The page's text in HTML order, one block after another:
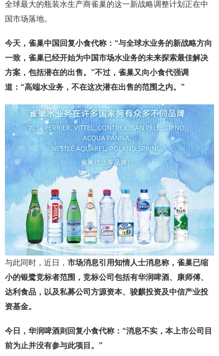
全球最大的瓶装水生产商雀巢的这一新战略调整计划正在中
国市场落地。
今天，雀巢中国回复小食代称：“与全球水业务的新战略方向
一致，雀巢已经开始为中国市场水业务的未来探索最佳解决
方案，包括潜在的出售。”不过，雀巢又向小食代强调
道：“高端水业务，不在这次潜在出售的范围之内。”
与此同时，近日， 市场消息引用知情人士消息称，雀巢已缩
小的银鹭竞标者范围，竞标公司包括有华润啤酒、康师傅、
达利食品，以及私募公司方源资本、骏麒投资及中信产业投
资基金。
今日，华润啤酒则回复小食代称：“消息不实，本上市公司目
前为止并没有参与此项目。”